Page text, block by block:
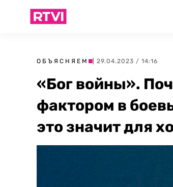
ОБЪЯСНЯЕМ | 29.04.2023 / 14:16
«Бог войны».
фактором в
это значит для